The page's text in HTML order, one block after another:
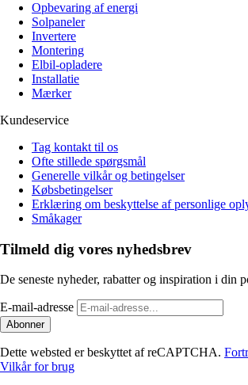
Opbevaring af energi
Solpaneler
Invertere
Montering
Elbil-opladere
Installatie
Mærker
Kundeservice
Tag kontakt til os
Ofte stillede spørgsmål
Generelle vilkår og betingelser
Købsbetingelser
Erklæring om beskyttelse af personlige
Småkager
Tilmeld dig vores nyhedsbrev
De seneste nyheder, rabatter og inspiration i din
E-mail-adresse
Abonner
Dette websted er beskyttet af reCAPTCHA.
Vilkår for brug